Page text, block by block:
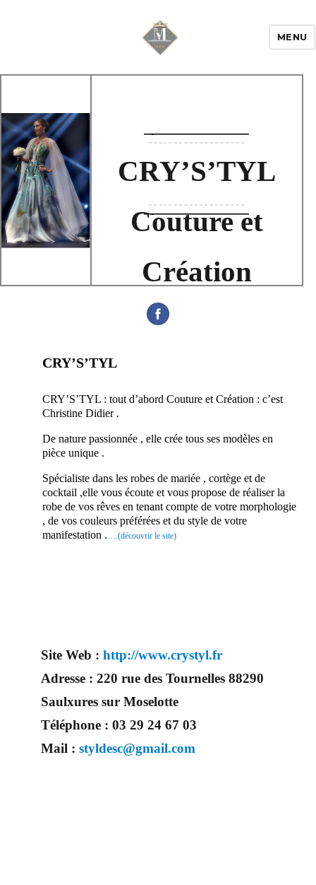
MENU
CRY’S’TYL
Couture et
Création
CRY’S’TYL
CRY’S’TYL : tout d’abord Couture et Création : c’est
Christine Didier .
De nature passionnée , elle crée tous ses modèles en
pièce unique .
Spécialiste dans les robes de mariée , cortège et de
cocktail ,elle vous écoute et vous propose de réaliser la
robe de vos rêves en tenant compte de votre morphologie
, de vos couleurs préférées et du style de votre
manifestation .….(découvrir le site)
Site Web : http://www.crystyl.fr
Adresse : 220 rue des Tournelles 88290
Saulxures sur Moselotte
Téléphone : 03 29 24 67 03
Mail : styldesc@gmail.com